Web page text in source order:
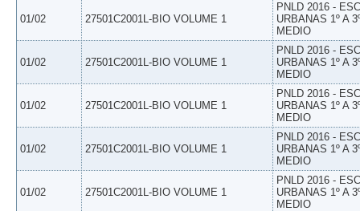
01/02 27501C2001L-BIO VOLUME 1
PNLD 2016 -
URBANAS 1º A
MEDIO
01/02 27501C2001L-BIO VOLUME 1
PNLD 2016 -
URBANAS 1º A
MEDIO
01/02 27501C2001L-BIO VOLUME 1
PNLD 2016 -
URBANAS 1º A
MEDIO
01/02 27501C2001L-BIO VOLUME 1
PNLD 2016 -
URBANAS 1º A
MEDIO
01/02 27501C2001L-BIO VOLUME 1
PNLD 2016 -
URBANAS 1º A
MEDIO